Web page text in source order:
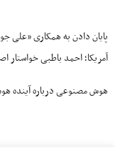
پایان دادن به همکاری «علی
آمریکا؛ احمد باطبی خواستار
هوش مصنوعی درباره آینده